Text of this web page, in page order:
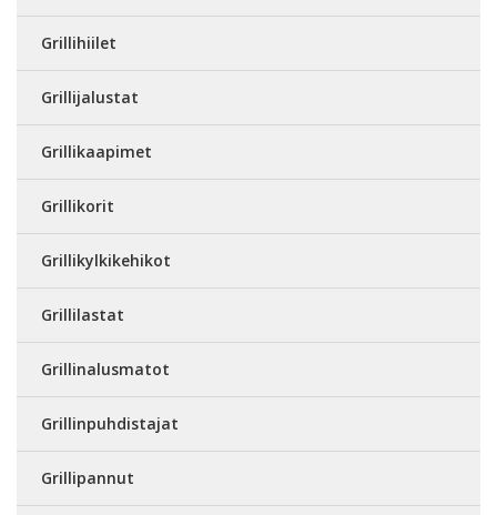
Grillihiilet
Grillijalustat
Grillikaapimet
Grillikorit
Grillikylkikehikot
Grillilastat
Grillinalusmatot
Grillinpuhdistajat
Grillipannut